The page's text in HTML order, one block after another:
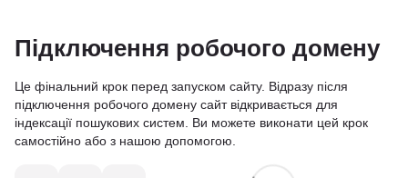
Підключення робочого домену
Це фінальний крок перед запуском сайту. Відразу після
підключення робочого домену сайт відкривається для
індексації пошукових систем. Ви можете виконати цей крок
самостійно або з нашою допомогою